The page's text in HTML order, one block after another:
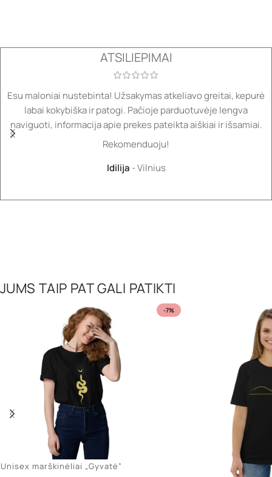
ATSILIEPIMAI
Esu maloniai nustebinta! Užsakymas atkeliavo greitai, kepurė
labai kokybiška ir patogi. Pačioje parduotuvėje lengva
naviguoti, informacija apie prekes pateikta aiškiai ir išsamiai.
Rekomenduoju!
Idilija
Vilnius
JUMS TAIP PAT GALI PATIKTI
-7%
Unisex marškinėliai „Gyvatė”